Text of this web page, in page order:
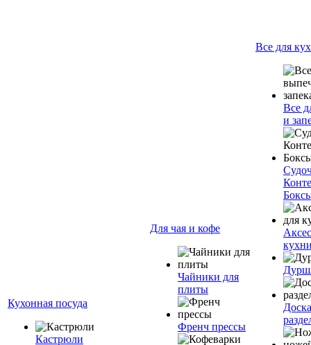
Кухонная посуда
Кастрюли
Для чая и кофе
Чайники для
плиты
Френч прессы
Все для
Все
и
Доска